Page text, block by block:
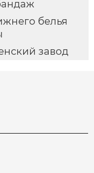
белья
завод